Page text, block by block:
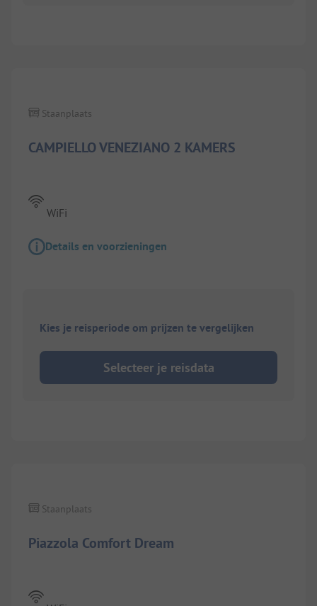
CAMPIELLO VENEZIANO 2 KAMERS
Staanplaats
WiFi
Details en voorzieningen
Kies je reisperiode om prijzen te vergelijken
Selecteer je reisdata
Piazzola Comfort Dream
Staanplaats